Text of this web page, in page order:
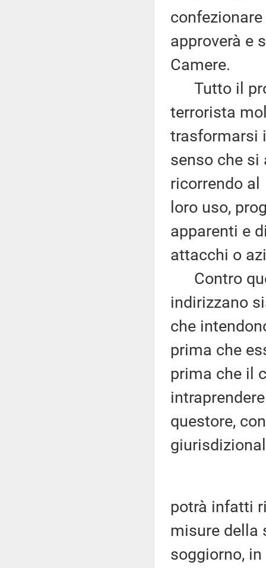
approverà e
Camere.
Tutto il
terrorista
trasformarsi
senso che si
ricorrendo al
loro uso,
apparenti e
attacchi o
Contro
indirizzano
che
prima che
prima che il
questore,
potrà infatti
misure della
soggiorno,